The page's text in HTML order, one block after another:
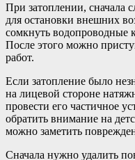
При затоплении, сначала
для остановки внешних
сомкнуть водопроводные
После этого можно
работ.
Если затопление было
на лицевой стороне
провести его частичное
обратить внимание на
можно заметить
Сначала нужно удалить